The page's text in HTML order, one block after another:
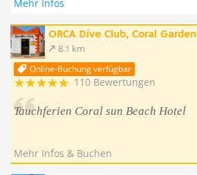
Mehr Infos
ORCA Dive Club, Coral Garden
8.1 km
Online-Buchung verfügbar
110 Bewertungen
Tauchferien Coral sun Beach Hotel
Mehr Infos & Buchen